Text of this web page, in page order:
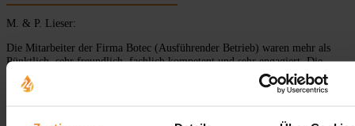
M. & P. Lieser:
Die Mitarbeiter der Firma Botec (Ausführender Betrieb) waren mehr als
Pünktlich, sehr freundlich, fachlich kompetent und sehr engagiert. Die
Arbeiten (Keller-Stahltank 5.000 Liter) wurden sehr zügig und sauber
ausgeführt. Es wurde sehr auf Arbeitssicherheit geachtet und es war immer